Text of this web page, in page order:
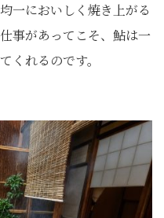
一においしく焼き上がる
事があってこそ、鮎は一
くれるのです。